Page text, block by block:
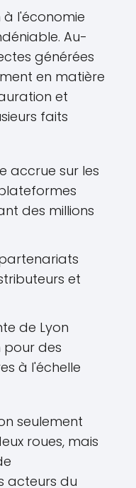
l'économie
Au-
générées
en matière
et
faits
accrue sur les
des millions
et
de Lyon
des
à l'échelle
seulement
roues, mais
acteurs du